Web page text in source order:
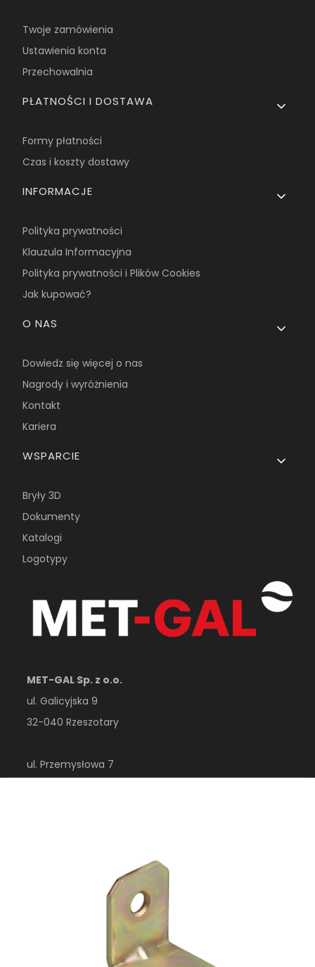
Twoje zamówienia
Ustawienia konta
Przechowalnia
PŁATNOŚCI I DOSTAWA
Formy płatności
Czas i koszty dostawy
INFORMACJE
Polityka prywatności
Klauzula Informacyjna
Polityka prywatności i Plików Cookies
Jak kupować?
O NAS
Dowiedz się więcej o nas
Nagrody i wyróżnienia
Kontakt
Kariera
WSPARCIE
Bryły 3D
Dokumenty
Katalogi
Logotypy
MET-GAL Sp. z o.o.
ul. Galicyjska 9
32-040 Rzeszotary
ul. Przemysłowa 7
esklep@metgal.com.pl
+48 12 356 40 00